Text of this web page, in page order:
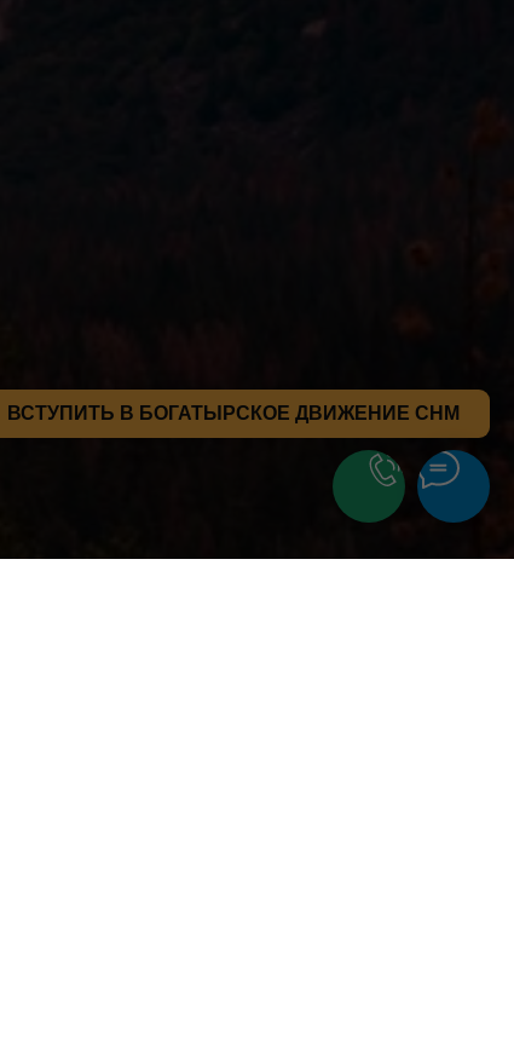
ВСТУПИТЬ В БОГАТЫРСКОЕ ДВИЖЕНИЕ СНМ